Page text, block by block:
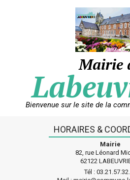
Mairie
Bienvenue sur le site de la
HORAIRES &
Mairie
82, rue Léonard
62122
Tél :